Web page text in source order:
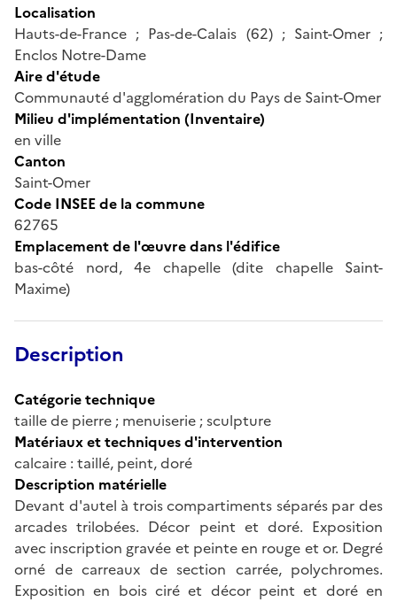
Localisation
Hauts-de-France ; Pas-de-Calais (62) ; Saint-Omer ;
Enclos Notre-Dame
Aire d'étude
Communauté d'agglomération du Pays de Saint-Omer
Milieu d'implémentation (Inventaire)
en ville
Canton
Saint-Omer
Code INSEE de la commune
62765
Emplacement de l'œuvre dans l'édifice
bas-côté nord, 4e chapelle (dite chapelle Saint-
Maxime)
Description
Catégorie technique
taille de pierre ; menuiserie ; sculpture
Matériaux et techniques d'intervention
calcaire : taillé, peint, doré
Description matérielle
Devant d'autel à trois compartiments séparés par des
arcades trilobées. Décor peint et doré. Exposition
avec inscription gravée et peinte en rouge et or. Degré
orné de carreaux de section carrée, polychromes.
Exposition en bois ciré et décor peint et doré en